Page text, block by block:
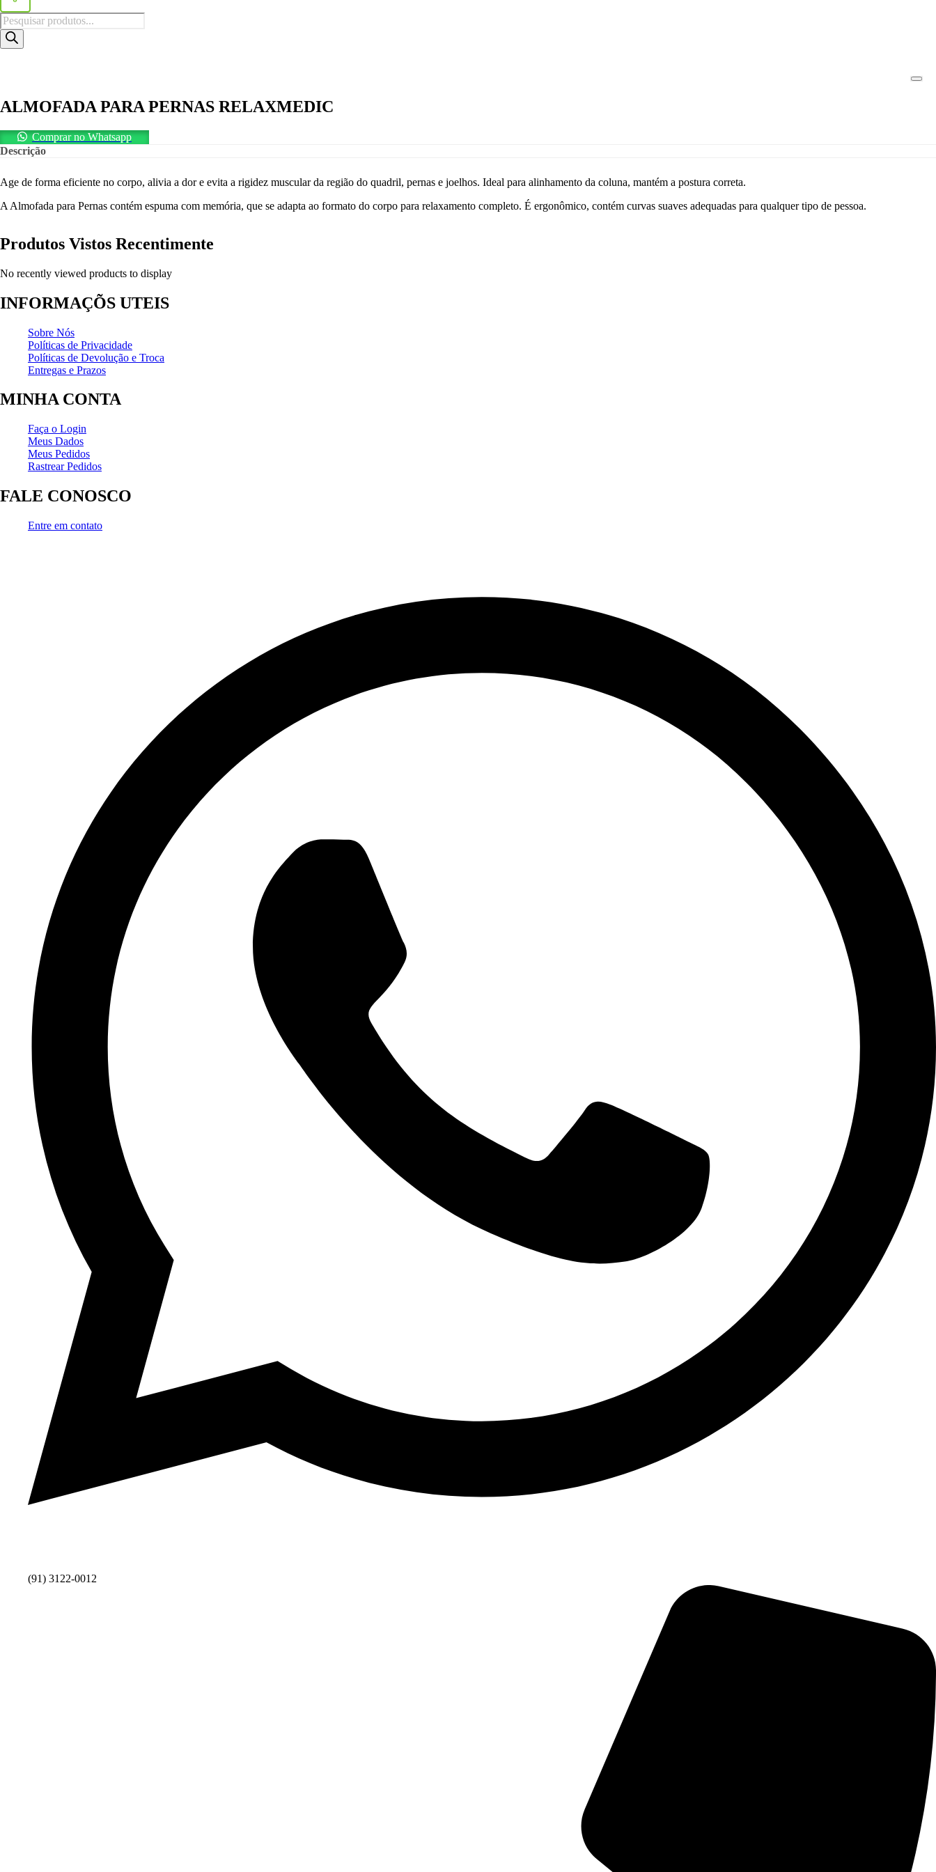
Pesquisar
produtos
ALMOFADA PARA PERNAS RELAXMEDIC
Comprar no Whatsapp
Descrição
Age de forma eficiente no corpo, alivia a dor e evita a rigidez muscular da região do quadril, pernas e joelhos. Ideal para alinhamento da coluna, mantém a postura correta.
A Almofada para Pernas contém espuma com memória, que se adapta ao formato do corpo para relaxamento completo. É ergonômico, contém curvas suaves adequadas para qualquer tipo de pessoa.
Produtos Vistos Recentimente
No recently viewed products to display
INFORMAÇÕS UTEIS
Sobre Nós
Políticas de Privacidade
Políticas de Devolução e Troca
Entregas e Prazos
MINHA CONTA
Faça o Login
Meus Dados
Meus Pedidos
Rastrear Pedidos
FALE CONOSCO
Entre em contato
(91) 3122-0012